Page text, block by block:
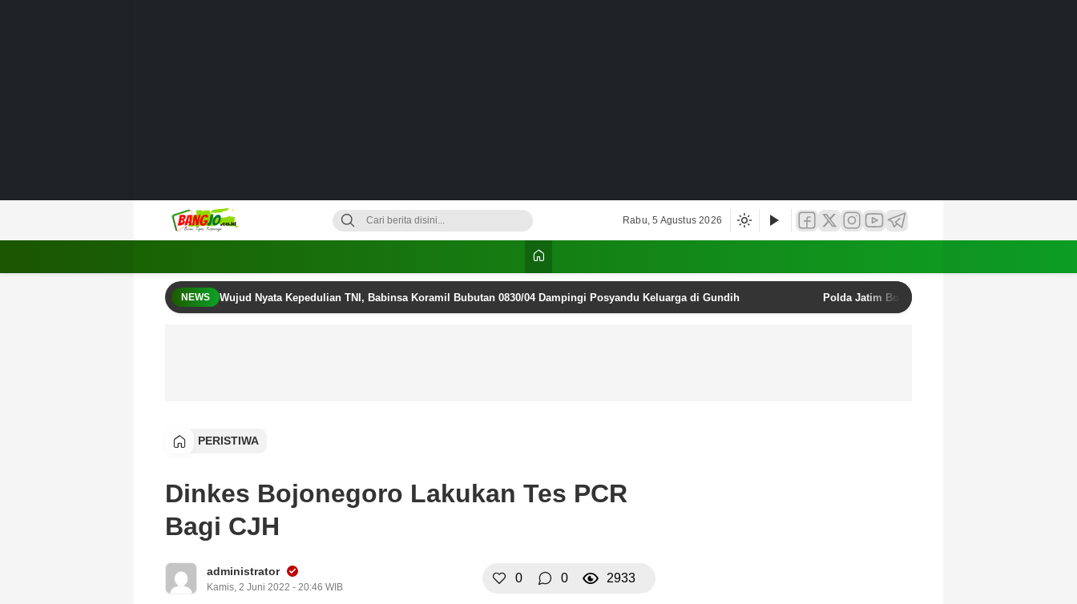
Rabu, 5 Agustus 2026
NEWS Wujud Nyata Kepedulian TNI, Babinsa Koramil Bubutan 0830/04 Dampingi Posyandu Keluarga di Gundih Polda Jatim Bongkar Sindikat Penipuan Online
PERISTIWA
Dinkes Bojonegoro Lakukan Tes PCR
Bagi CJH
administrator
Kamis, 2 Juni 2022 - 20:46 WIB
0 0 2933